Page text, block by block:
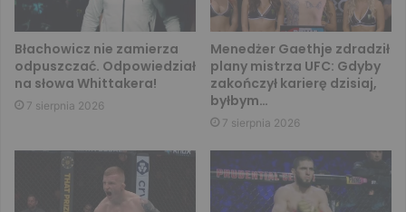
Błachowicz nie zamierza
odpuszczać. Odpowiedział
na słowa Whittakera!
7 sierpnia 2026
Menedżer Gaethje zdradził
plany mistrza UFC: Gdyby
zakończył karierę dzisiaj,
byłbym…
7 sierpnia 2026